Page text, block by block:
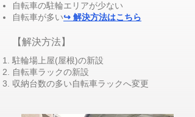
自転車の駐輪エリアが少ない
自転車が多い↪ 解決方法はこちら
​【解決方法】
​駐輪場上屋(屋根)の新設
​自転車ラックの新設
収納台数の多い自転車ラックへ変更